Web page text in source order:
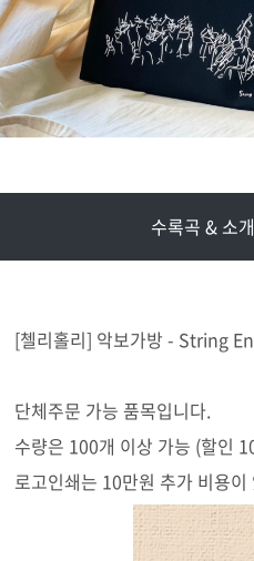
수록곡 & 소개
[첼리홀리] 악보가방 - String
단체주문 가능 품목입니다.
수량은 100개 이상 가능 (할인
로고인쇄는 10만원 추가 비용이